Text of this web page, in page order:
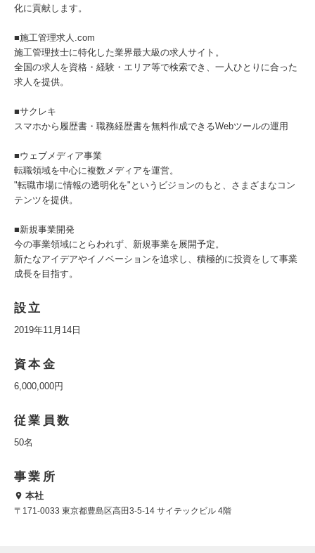
化に貢献します。
■施工管理求人.com
施工管理技士に特化した業界最大級の求人サイト。
全国の求人を資格・経験・エリア等で検索でき、一人ひとりに合った
求人を提供。
■サクレキ
スマホから履歴書・職務経歴書を無料作成できるWebツールの運用
■ウェブメディア事業
転職領域を中心に複数メディアを運営。
"転職市場に情報の透明化を"というビジョンのもと、さまざまなコン
テンツを提供。
■新規事業開発
今の事業領域にとらわれず、新規事業を展開予定。
新たなアイデアやイノベーションを追求し、積極的に投資をして事業
成長を目指す。
設立
2019年11月14日
資本金
6,000,000円
従業員数
50名
事業所
本社
〒171-0033 東京都豊島区高田3-5-14 サイテックビル 4階